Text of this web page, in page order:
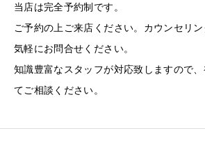
当店は完全予約制です。
ご予約の上ご来店ください。カウンセリ
気軽にお問合せください。
知識豊富なスタッフが対応致しますので
てご相談ください。